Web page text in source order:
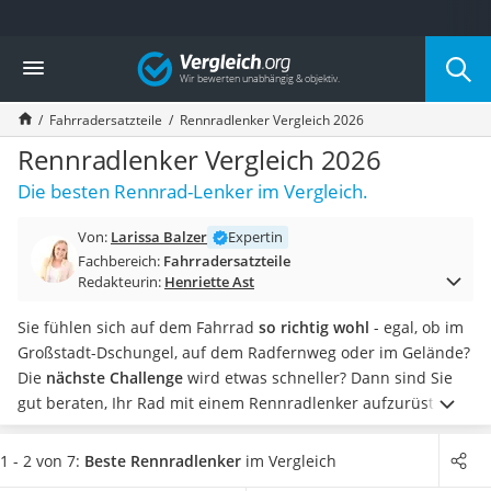
Die beliebtesten Vergleiche nach Kategorie
Freizeit & Sport
Gartentrampolin
Trampolin
Metalldetektor
Eufab-Fahrradträger
Trampolin 366 cm
Aluminium-Koffer
Futterboot
E-Bike-Dreirad
Trekkingschuhe Herren
Reisetasche mit Rollen
Klimmzugstation
Koffer
Nachtsichtgerät
Vergleich
Fahrradersatzteile Rennradlenker Vergleich 2026
Rennradlenker Vergleich 2026
Die besten Rennrad-Lenker im Vergleich.
Von: Larissa Balzer
Expertin
Fachbereich: Fahrradersatzteile
Redakteurin: Henriette Ast
Sie fühlen sich auf dem Fahrrad so richtig wohl - egal, ob im
Großstadt-Dschungel, auf dem Radfernweg oder im Gelände?
Die nächste Challenge wird etwas schneller? Dann sind Sie
gut beraten, Ihr Rad mit einem Rennradlenker aufzurüsten.
Wie verschiedene Tests im Internet zeigen, entscheidet der
Lenker eines Fahrrades über die Sitzposition und damit den
1 - 2 von 7: Beste Rennradlenker im Vergleich